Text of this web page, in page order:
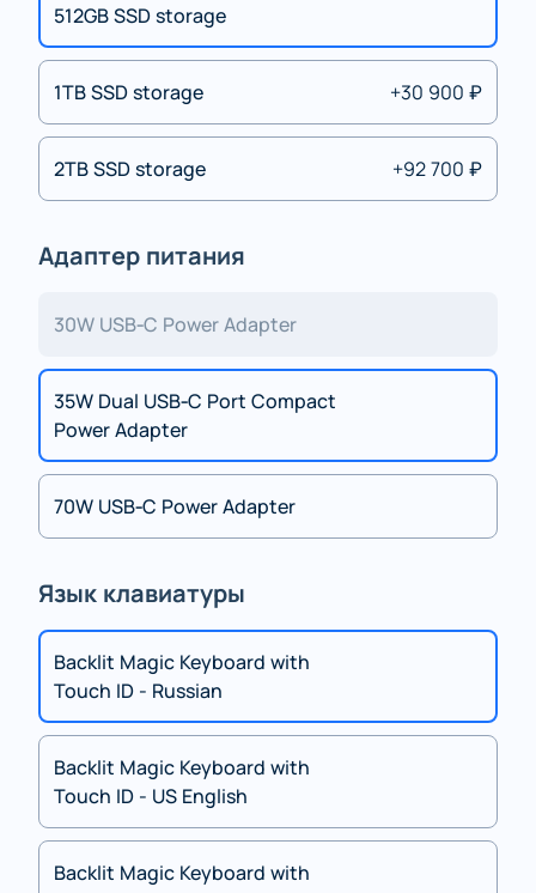
512GB SSD storage
1TB SSD storage +30 900 ₽
2TB SSD storage +92 700 ₽
Адаптер питания
30W USB‑C Power Adapter
35W Dual USB‑C Port Compact
Power Adapter
70W USB‑C Power Adapter
Язык клавиатуры
Backlit Magic Keyboard with
Touch ID - Russian
Backlit Magic Keyboard with
Touch ID - US English
Backlit Magic Keyboard with